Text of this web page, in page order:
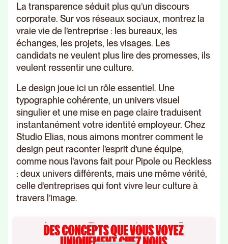
La transparence séduit plus qu’un discours
corporate. Sur vos réseaux sociaux, montrez la
vraie vie de l’entreprise : les bureaux, les
échanges, les projets, les visages. Les
candidats ne veulent plus lire des promesses, ils
veulent ressentir une culture.
Le design joue ici un rôle essentiel. Une
typographie cohérente, un univers visuel
singulier et une mise en page claire traduisent
instantanément votre identité employeur. Chez
Studio Elias, nous aimons montrer comment le
design peut raconter l’esprit d’une équipe,
comme nous l’avons fait pour Pipole ou Reckless
: deux univers différents, mais une même vérité,
celle d’entreprises qui font vivre leur culture à
travers l’image.